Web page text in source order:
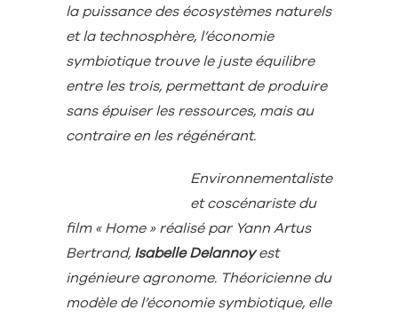
la puissance des écosystèmes naturels
et la technosphère, l’économie
symbiotique trouve le juste équilibre
entre les trois, permettant de produire
sans épuiser les ressources, mais au
contraire en les régénérant.
Environnementaliste
et coscénariste du
film « Home » réalisé par Yann Artus
Bertrand, Isabelle Delannoyest
ingénieure agronome. Théoricienne du
modèle de l’économie symbiotique, elle